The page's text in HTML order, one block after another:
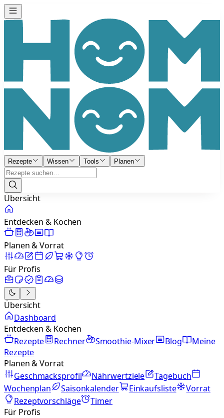
Rezepte Wissen Tools Planen
Übersicht
Entdecken & Kochen
Planen & Vorrat
Für Profis
Übersicht
Dashboard
Entdecken & Kochen
Rezepte
Rechner Smoothie-Mixer Blog
Meine
Rezepte
Planen & Vorrat
Geschmacksprofil
Nährwertziele
Tagebuch
Wochenplan
Saisonkalender Einkaufsliste
Vorrat
Rezeptvorschläge
Timer
Für Profis